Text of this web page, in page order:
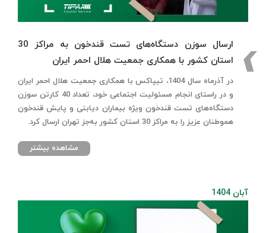
ارسال سوزن دستگاه‌های تست قندخون به مراکز 30
استان کشور با همکاری جمعیت هلال احمر ایران
در آذرماه سال 1404، تیپاکس با همکاری جمعیت هلال احمر ایران
و در راستای انجام مسئولیت اجتماعی خود، تعداد 40 کارتن سوزن
دستگاه‌های تست قندخون ویژه بیماران دیابتی و پایش قندخون
هموطنان عزیز را به مراکز 30 استان کشور به‌جز تهران ارسال کرد.
مشاهده بیشتر
آبان 1404